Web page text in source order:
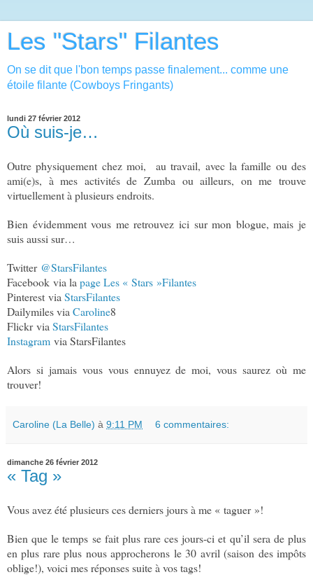
Les "Stars" Filantes
On se dit que l'bon temps passe finalement... comme une
étoile filante (Cowboys Fringants)
lundi 27 février 2012
Où suis-je…
Outre physiquement chez moi,
au travail, avec la famille ou des
ami(e)s, à mes activités de Zumba ou ailleurs, on me trouve
virtuellement à plusieurs endroits.
Bien évidemment vous me retrouvez ici sur mon blogue, mais je
suis aussi sur…
Twitter @StarsFilantes
Facebook via la page Les « Stars »Filantes
Pinterest via StarsFilantes
Dailymiles via Caroline8
Flickr via StarsFilantes
Instagram via StarsFilantes
Alors si jamais vous vous ennuyez de moi, vous saurez où me
trouver!
Caroline (La Belle) à 9:11 PM 6 commentaires:
dimanche 26 février 2012
« Tag »
Vous avez été plusieurs ces derniers jours à me « taguer »!
Bien que le temps se fait plus rare ces jours-ci et qu’il sera de plus
en plus rare plus nous approcherons le 30 avril (saison des impôts
oblige!), voici mes réponses suite à vos tags!